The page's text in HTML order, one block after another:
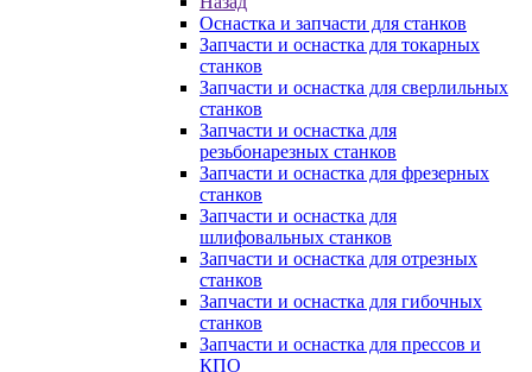
Оснастка и запчасти для станков
Запчасти и оснастка для токарных
станков
Запчасти и оснастка для сверлильных
станков
Запчасти и оснастка для
резьбонарезных станков
Запчасти и оснастка для фрезерных
станков
Запчасти и оснастка для
шлифовальных станков
Запчасти и оснастка для отрезных
станков
Запчасти и оснастка для гибочных
станков
Запчасти и оснастка для прессов и
КПО